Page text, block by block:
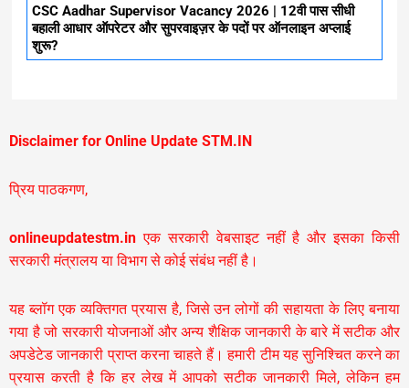
CSC Aadhar Supervisor Vacancy 2026 | 12वी पास सीधी
बहाली आधार ऑपरेटर और सुपरवाइज़र के पदों पर ऑनलाइन अप्लाई
शुरू?
Disclaimer for Online Update STM.IN
प्रिय पाठकगण,
onlineupdatestm.in एक सरकारी वेबसाइट नहीं है और इसका किसी
सरकारी मंत्रालय या विभाग से कोई संबंध नहीं है।
यह ब्लॉग एक व्यक्तिगत प्रयास है, जिसे उन लोगों की सहायता के लिए बनाया
गया है जो सरकारी योजनाओं और अन्य शैक्षिक जानकारी के बारे में सटीक और
अपडेटेड जानकारी प्राप्त करना चाहते हैं। हमारी टीम यह सुनिश्चित करने का
प्रयास करती है कि हर लेख में आपको सटीक जानकारी मिले, लेकिन हम